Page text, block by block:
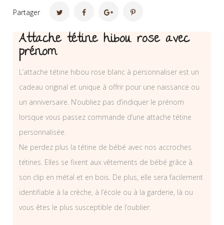
Partager
Attache tétine hibou rose avec
prénom
L’attache tétine hibou rose blanc à personnaliser est un
cadeau original et unique à offrir pour une naissance ou
un anniversaire. N’oubliez pas d’indiquer le prénom
lorsque vous passez commande d’une attache tétine
personnalisée.
Ne perdez plus la tétine de bébé avec nos accroches
tétines. Elles se fixent aux vêtements de bébé grâce à
son clip en métal et en bois. De plus, elle sera facilement
identifiable à la crèche, à l’école ou à la garderie, là ou
vous êtes le plus susceptible de l’oublier.